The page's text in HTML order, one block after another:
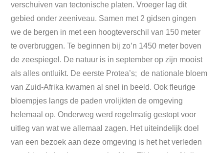
verschuiven van tectonische platen. Vroeger lag dit
gebied onder zeeniveau. Samen met 2 gidsen gingen
we de bergen in met een hoogteverschil van 150 meter
te overbruggen. Te beginnen bij zo’n 1450 meter boven
de zeespiegel. De natuur is in september op zijn mooist
als alles ontluikt. De eerste Protea’s; de nationale bloem
van Zuid-Afrika kwamen al snel in beeld. Ook fleurige
bloempjes langs de paden vrolijkten de omgeving
helemaal op. Onderweg werd regelmatig gestopt voor
uitleg van wat we allemaal zagen. Het uiteindelijk doel
van een bezoek aan deze omgeving is het het verleden